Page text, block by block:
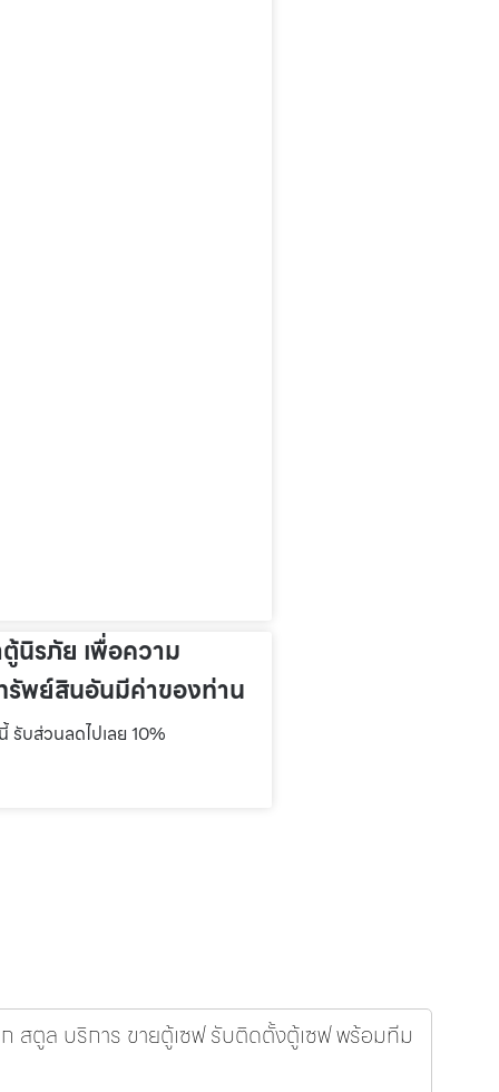
ตู้นิรภัย เพื่อความ
พย์สินอันมีค่าของท่าน
รับส่วนลดไปเลย 10%
สตูล บริการ ขายตู้เซฟ รับติดตั้งตู้เซฟ พร้อมทีม